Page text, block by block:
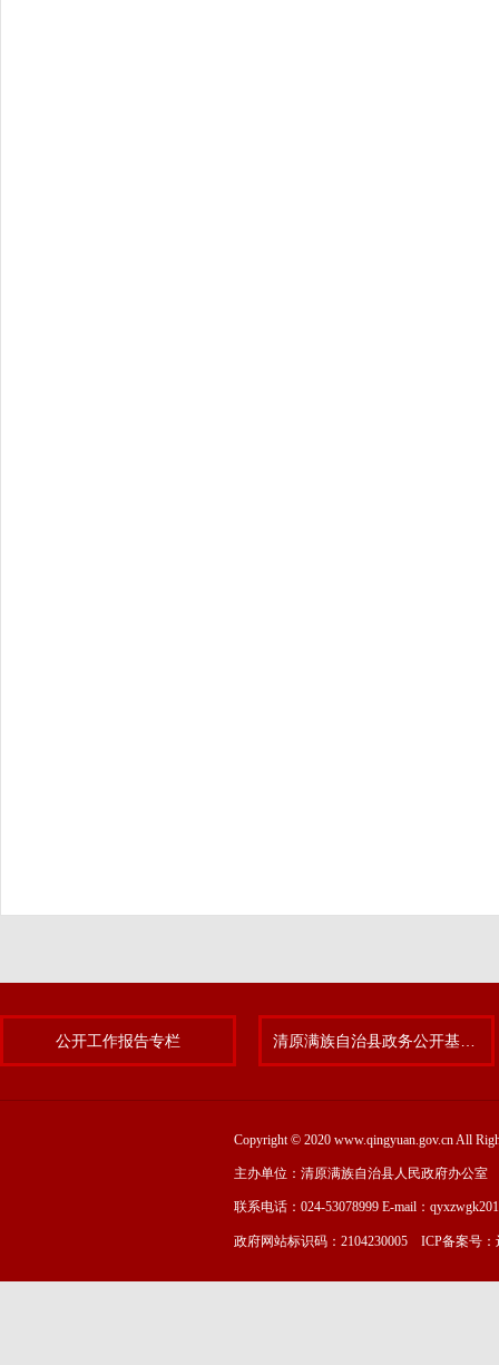
公开工作报告专栏
Copyright © 2020 www.qingyuan.gov.cn All
主办单位：清原满族自治县人民政府办公室
联系电话：024-53078999 E-mail：
政府网站标识码：2104230005 ICP备案号：